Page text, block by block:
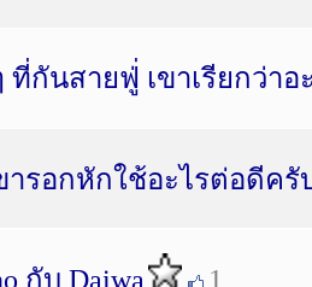
ที่กันสายฟู่่ เขาเรียกว่าอ
รอกหักใช้อะไรต่อดีครั
กับ Daiwa 1